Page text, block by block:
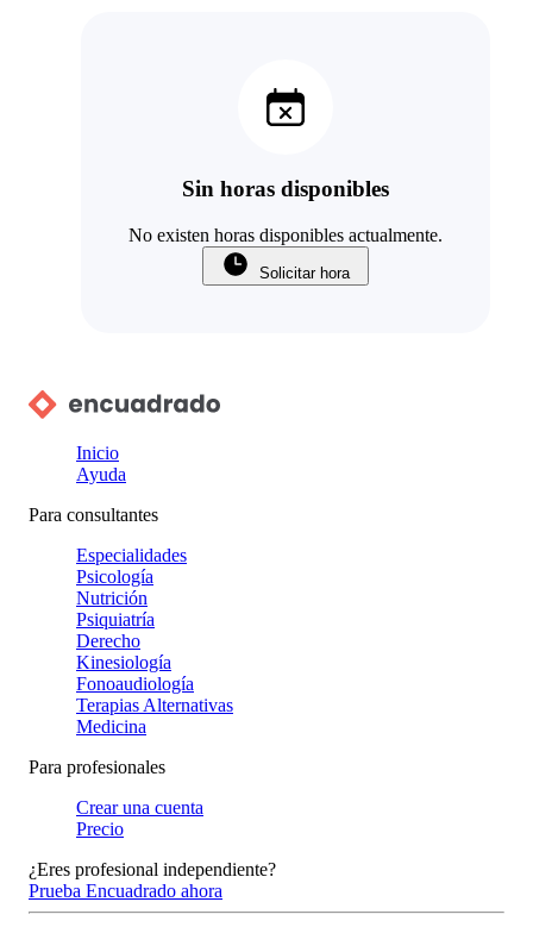
Sin horas disponibles
No existen horas disponibles actualmente.
Solicitar hora
Inicio
Ayuda
Para consultantes
Especialidades
Psicología
Nutrición
Psiquiatría
Derecho
Kinesiología
Fonoaudiología
Terapias Alternativas
Medicina
Para profesionales
Crear una cuenta
Precio
¿Eres profesional independiente?
Prueba Encuadrado ahora